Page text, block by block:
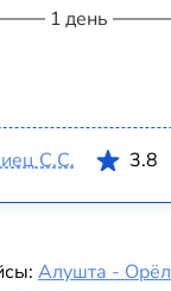
1 день
С.С. 3.8
Алушта - Орёл